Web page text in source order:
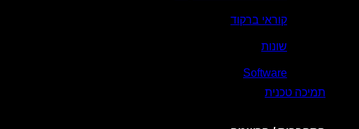
קוראי ברקוד
שונות
Software
תמיכה טכנית